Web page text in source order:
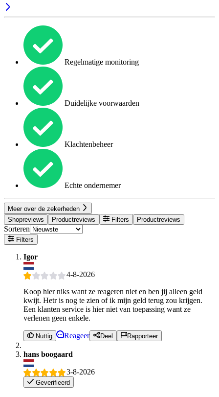
Regelmatige monitoring
Duidelijke voorwaarden
Klachtenbeheer
Echte ondernemer
Meer over de zekerheden
Shopreviews
Productreviews Filters Productreviews
Sorteren
Filters
Igor
4-8-2026
Koop hier niks want ze reageren niet en ben jij alleen geld
kwijt. Hetr is nog te zien of ik mijn geld terug zou krijgen.
Een klanten service is hier niet van toepassing want ze
verlenen geen enkele.
Nuttig Reageer Deel Rapporteer
hans boogaard
3-8-2026
Geverifieerd